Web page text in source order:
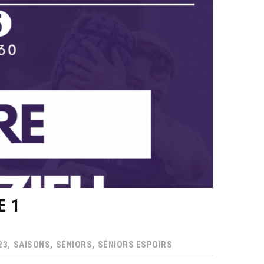
1
SAISONS, SÉNIORS, SÉNIORS ESPOIRS